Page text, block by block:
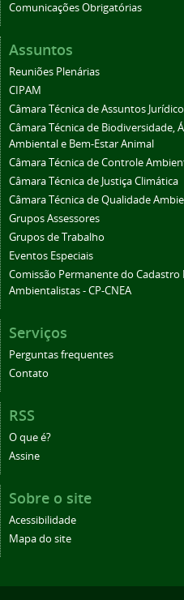
Comunicações Obrigatórias
Assuntos
Reuniões Plenárias
CIPAM
Câmara Técnica de Assuntos
Câmara Técnica de Biodiversidade,
Ambiental e Bem-Estar Animal
Câmara Técnica de Controle
Câmara Técnica de Justiça Climática
Câmara Técnica de Qualidade
Grupos Assessores
Grupos de Trabalho
Eventos Especiais
Comissão Permanente do Cadastro
Ambientalistas - CP-CNEA
Serviços
Perguntas frequentes
Contato
RSS
O que é?
Assine
Sobre o site
Acessibilidade
Mapa do site